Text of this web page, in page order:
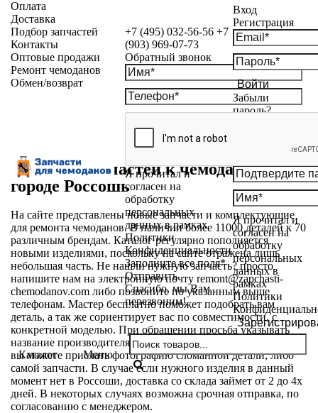
+7 (495) 032-56-56 +7
(903) 969-07-73
Обратный звонок
Я прочитал и
согласен на
обработку
персональных
данных в рамках
Политики
Конфиденциальности
Заполните все поля*
Отправить
Спасибо, мы Вам
перезвоним!
Вход
Регистрация
Войти
Забыли
пароль?
Я прочитал и
согласен на
обработку
персональных
данных в
рамках
Политики
Каталог Меню
Оплата
Доставка
Подбор запчастей
Контакты
Оптовые продажи
Ремонт чемоданов
Обмен/возврат
Магазин запчастей к чемоданам в
городе Россошь
На сайте представлены новые запчасти и комплектующие
для ремонта чемоданов. В наличии более 11000 деталей к 70
различным брендам. Каталог регулярно пополняется
новыми изделиями, поскольку на сайте отражена лишь
небольшая часть. Не нашли нужную запчасть? просто
напишите нам на электронную почту remont@zapchasti-
chemodanov.com либо позвоните по указанным выше
телефонам. Мастер бесплатно поможет подобрать вам
деталь, а так же сориентирует вас по совместимости, с
конкретной моделью. При обращении просьба указывать
название производителя и модели вашего чемодана. Так же
вы можете прислать фотографию сломанной детали, либо
самой запчасти. В случае если нужного изделия в данный
момент нет в Россоши, доставка со склада займет от 2 до 4х
дней. В некоторых случаях возможна срочная отправка, по
согласованию с менеджером.